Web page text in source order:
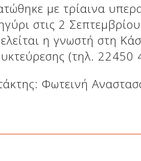
μας:
με τρίαινα
στις 2
η γνωστή στη
(τηλ. 22450
Φωτεινή